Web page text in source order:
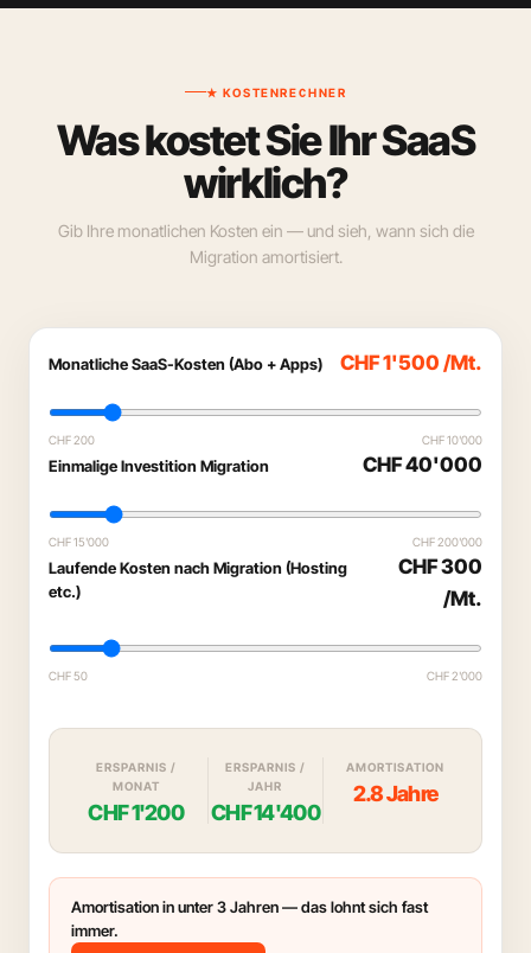
★ KOSTENRECHNER
Was kostet Sie Ihr SaaS
wirklich?
Gib Ihre monatlichen Kosten ein — und sieh, wann sich die
Migration amortisiert.
Monatliche SaaS-Kosten (Abo + Apps) CHF 1'500 /Mt.
CHF 200 CHF 10'000
Einmalige Investition Migration CHF 40'000
CHF 15'000 CHF 200'000
Laufende Kosten nach Migration (Hosting
etc.)
CHF 300
/Mt.
CHF 50 CHF 2'000
ERSPARNIS /
MONAT
CHF 1'200
ERSPARNIS /
JAHR
CHF 14'400
AMORTISATION
2.8 Jahre
Amortisation in unter 3 Jahren — das lohnt sich fast
immer.